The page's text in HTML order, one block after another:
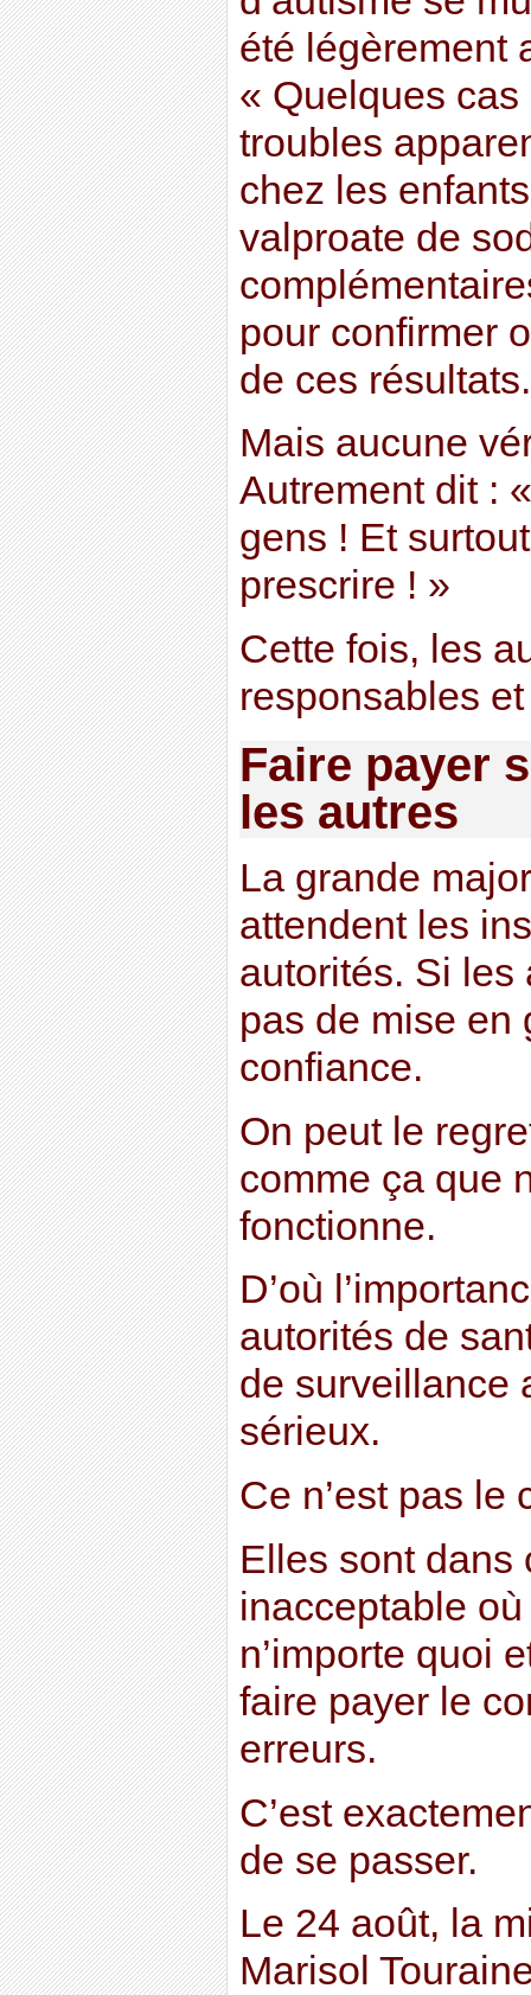
été légèrement
« Quelques cas
troubles
chez les
valproate de
pour confirmer
de ces
Mais aucune
Autrement dit :
gens ! Et
prescrire ! »
Cette fois, les
responsables
Faire payer
les autres
La grande
attendent les
autorités. Si les
pas de mise en
confiance.
On peut le
comme ça que
fonctionne.
D’où
autorités de
de surveillance
sérieux.
Ce n’est pas le
Elles sont dans
inacceptable
n’importe quoi
faire payer le
erreurs.
C’est
de se passer.
Le 24 août, la
Marisol